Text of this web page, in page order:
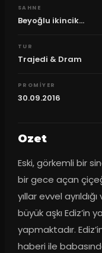
SAHNE
Beyoğlu ikincik...
TUR
Trajedi & Dram
PROMIYER
30.09.2016
Ozet
Eski, görkemli bir
bir gece açan
yıllar evvel
büyük aşkı Ediz’in
yapmaktadır.
haberi ile